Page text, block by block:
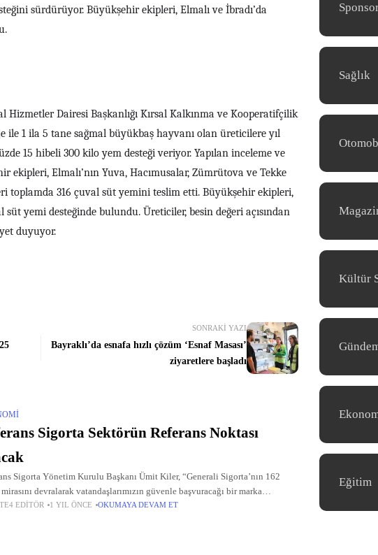
sürdürüyor. Büyükşehir ekipleri, Elmalı ve İbradı’da
Hizmetler Dairesi Başkanlığı Kırsal Kalkınma ve Kooperatifçilik
ile 1 ila 5 tane sağmal büyükbaş hayvanı olan üreticilere yıl
15 hibeli 300 kilo yem desteği veriyor. Yapılan inceleme ve
ekipleri, Elmalı’nın Yuva, Hacımusalar, Zümrütova ve Tekke
toplamda 316 çuval süt yemini teslim etti. Büyükşehir ekipleri,
süt yemi desteğinde bulundu. Üreticiler, besin değeri açısından
duyuyor.
SONRAKI YAZI
Bayraklı’da esnafa hızlı çözüm ‘Esnaf Masası’
ziyaretlere başladı
Sigorta Sektörün Referans Noktası
Sigorta Yönetim Kurulu Başkanı Ümit Kiler, “Generali Sigorta’nın 162
devralarak vatandaşlarımızın güvenle başvuracağı bir marka
EDITÖR 1 YIL ÖNCE OKUMAYA DEVAM ET
Sağlık
Kültür
Eğitim